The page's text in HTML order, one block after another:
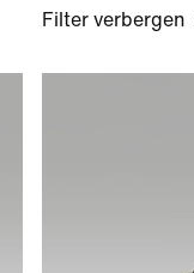
Filter verbergen